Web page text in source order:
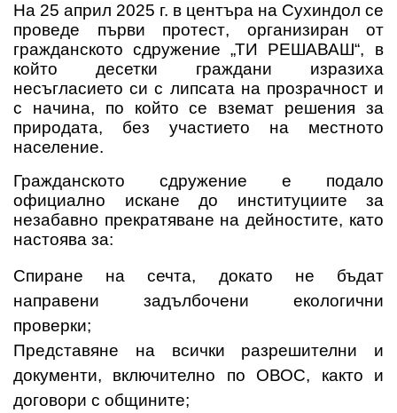
На 25 април 2025 г. в центъра на Сухиндол се
проведе първи протест, организиран от
гражданското сдружение „ТИ РЕШАВАШ“, в
който десетки граждани изразиха
несъгласието си с липсата на прозрачност и
с начина, по който се вземат решения за
природата, без участието на местното
население.
Гражданското сдружение е подало
официално искане до институциите за
незабавно прекратяване на дейностите, като
настоява за:
Спиране на сечта, докато не бъдат
направени задълбочени екологични
проверки;
Представяне на всички разрешителни и
документи, включително по ОВОС, както и
договори с общините;